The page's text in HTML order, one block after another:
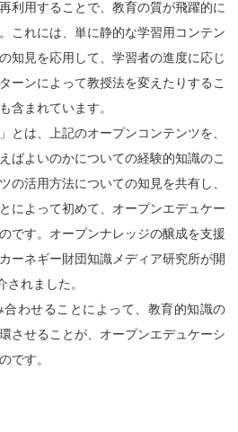
利用することで、教育の質が飛躍的に
これには、単に静的な学習用コンテン
知見を応用して、学習者の進度に応じ
ーンによって教授法を変えたりするこ
含まれています。
とは、上記のオープンコンテンツを、
ばよいのかについての経験的知識のこ
の活用方法についての知見を共有し、
によって初めて、オープンエデュケー
です。オープンナレッジの醸成を支援
ーネギー財団知識メディア研究所が開
されました。
わせることによって、教育的知識の
させることが、オープンエデュケーシ
です。